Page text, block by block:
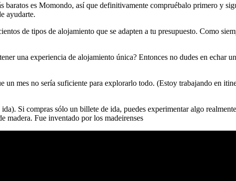
es Momondo, así que definitivamente compruébalo primero y
ayudarte.
de tipos de alojamiento que se adapten a tu presupuesto. Como
una experiencia de alojamiento única? Entonces no dudes en echar
un mes no sería suficiente para explorarlo todo. (Estoy trabajando en
Si compras sólo un billete de ida, puedes experimentar algo
madera. Fue inventado por los madeirenses